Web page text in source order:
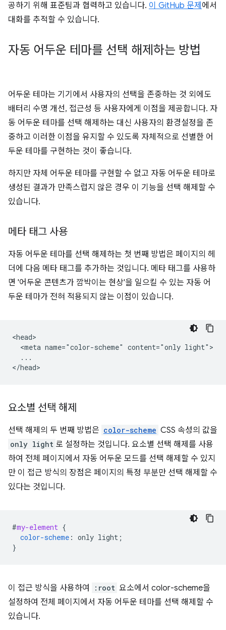
공하기 위해 표준팀과 협력하고 있습니다. 이 GitHub 문제 에서
대화를 추적할 수 있습니다.
자동 어두운 테마를 선택 해제하는 방법
어두운 테마는 기기에서 사용자의 선택을 존중하는 것 외에도
배터리 수명 개선, 접근성 등 사용자에게 이점을 제공합니다. 자
동 어두운 테마를 선택 해제하는 대신 사용자의 환경설정을 존
중하고 이러한 이점을 유지할 수 있도록 자체적으로 선별한 어
두운 테마를 구현하는 것이 좋습니다.
하지만 자체 어두운 테마를 구현할 수 없고 자동 어두운 테마로
생성된 결과가 만족스럽지 않은 경우 이 기능을 선택 해제할 수
있습니다.
메타 태그 사용
자동 어두운 테마를 선택 해제하는 첫 번째 방법은 페이지의 헤
더에 다음 메타 태그를 추가하는 것입니다. 메타 태그를 사용하
면 '어두운 콘텐츠가 깜박이는 현상'을 일으킬 수 있는 자동 어
두운 테마가 전혀 적용되지 않는 이점이 있습니다.
<head>
  <meta name="color-scheme" content="only light">
  ...
요소별 선택 해제
선택 해제의 두 번째 방법은 color-scheme CSS 속성의 값을
only light 로 설정하는 것입니다. 요소별 선택 해제를 사용
하여 전체 페이지에서 자동 어두운 모드를 선택 해제할 수 있지
만 이 접근 방식의 장점은 페이지의 특정 부분만 선택 해제할 수
있다는 것입니다.
#my-element {
color-scheme : only light ;
}
이 접근 방식을 사용하여 :root 요소에서 color-scheme을
설정하여 전체 페이지에서 자동 어두운 테마를 선택 해제할 수
있습니다.